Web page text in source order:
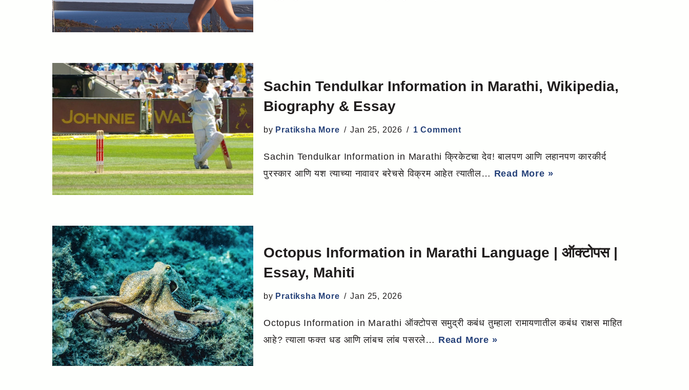
Sachin Tendulkar Information in Marathi, Wikipedia,
Biography & Essay
by Pratiksha More Jan 25, 2026 1 Comment
Sachin Tendulkar Information in Marathi क्रिकेटचा देव! बालपण आणि लहानपण कारकीर्द
पुरस्कार आणि यश त्याच्या नावावर बरेचसे विक्रम आहेत त्यातील… Read More »
Octopus Information in Marathi Language | ऑक्टोपस |
Essay, Mahiti
by Pratiksha More Jan 25, 2026
Octopus Information in Marathi ऑक्टोपस समुद्री कबंध तुम्हाला रामायणातील कबंध राक्षस माहित
आहे? त्याला फक्त धड आणि लांबच लांब पसरले… Read More »